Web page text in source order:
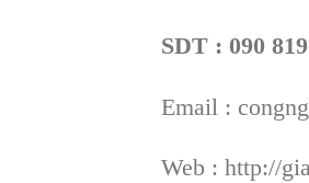
SDT : 090
Email :
Web : http://